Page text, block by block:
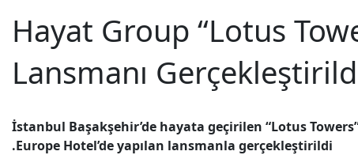
Hayat Group “Lotus
Lansmanı
İstanbul Başakşehir’de hayata geçirilen “Lotus
Europe Hotel’de yapılan lansmanla gerçekleştirildi.